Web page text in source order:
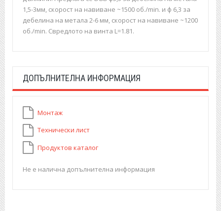
1,5-3мм, скорост на навиване ~1500 об./min. и ф 6,3 за
дебелина на метала 2-6 мм, скорост на навиване ~1200
об./min. Свредлото на винта L=1.81.
ДОПЪЛНИТЕЛНА ИНФОРМАЦИЯ
Монтаж
Технически лист
Продуктов каталог
Не е налична допълнителна информация